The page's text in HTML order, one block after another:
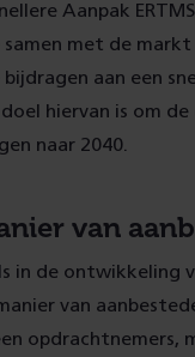
Aanpak
met de markt
aan een
doel hiervan is om
naar 2040.
van
in de ontwikkeling
van
opdrachtnemers,